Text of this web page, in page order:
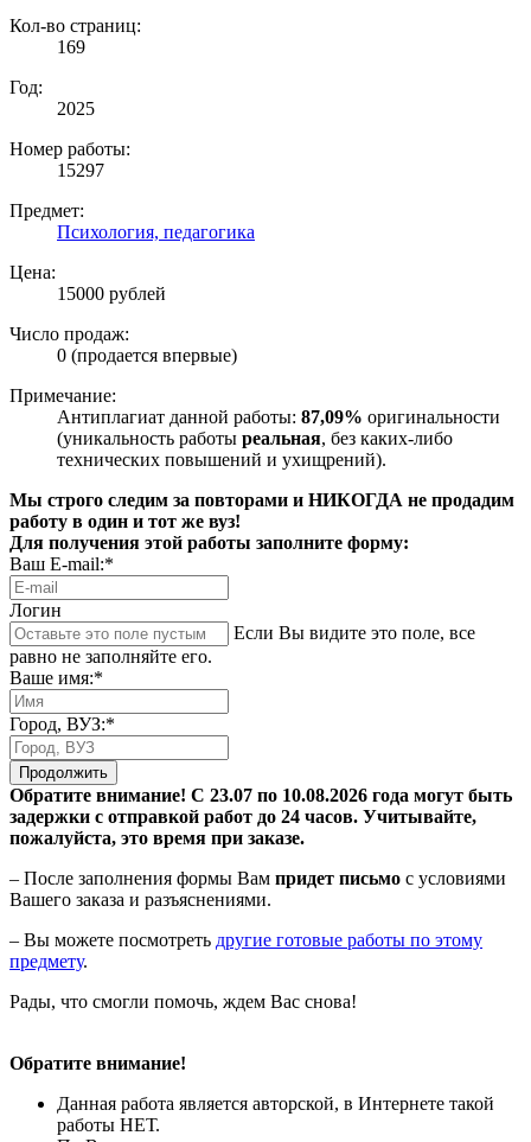
Кол-во страниц:
169
Год:
2025
Номер работы:
15297
Предмет:
Психология, педагогика
Цена:
15000 рублей
Число продаж:
0 (продается впервые)
Примечание:
Антиплагиат данной работы: 87,09% оригинальности
(уникальность работы реальная, без каких-либо
технических повышений и ухищрений).
Мы строго следим за повторами и НИКОГДА не продадим
работу в один и тот же вуз!
Для получения этой работы заполните форму:
Ваш E-mail:*
Логин
Если Вы видите это поле, все
равно не заполняйте его.
Ваше имя:*
Город, ВУЗ:*
Продолжить
Обратите внимание! С 23.07 по 10.08.2026 года могут быть
задержки с отправкой работ до 24 часов. Учитывайте,
пожалуйста, это время при заказе.
– После заполнения формы Вам придет письмо с условиями
Вашего заказа и разъяснениями.
– Вы можете посмотреть другие готовые работы по этому
предмету.
Рады, что смогли помочь, ждем Вас снова!
Обратите внимание!
Данная работа является авторской, в Интернете такой
работы НЕТ.